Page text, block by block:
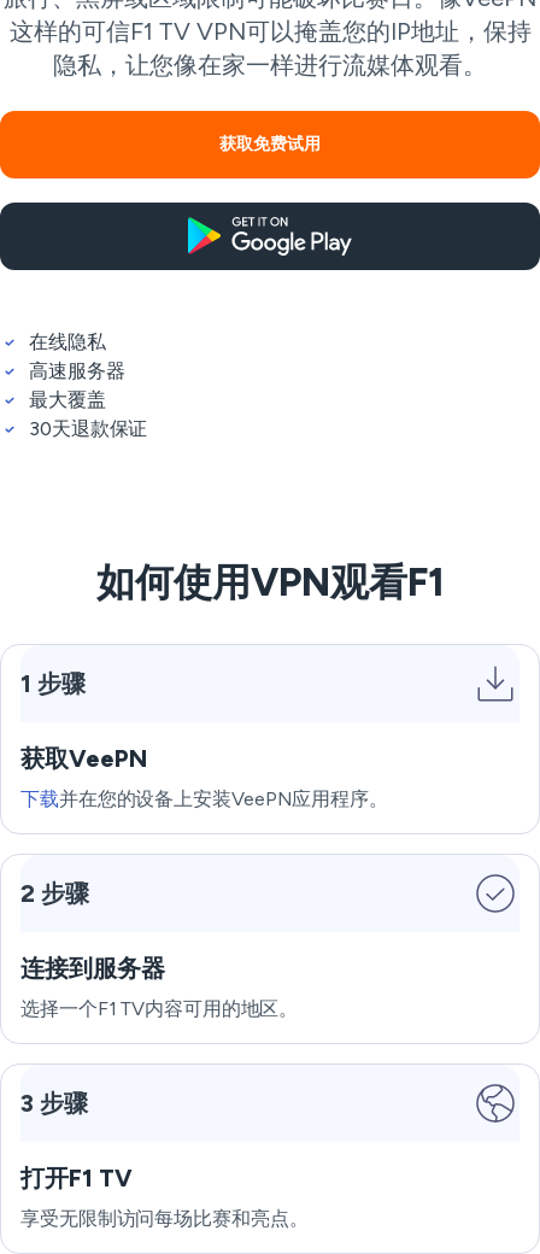
这样的可信F1 TV VPN可以掩盖您的IP地址，保持
隐私，让您像在家一样进行流媒体观看。
获取免费试用
在线隐私
高速服务器
最大覆盖
30天退款保证
如何使用VPN观看F1
1 步骤
获取VeePN
下载并在您的设备上安装VeePN应用程序。
2 步骤
连接到服务器
选择一个F1 TV内容可用的地区。
3 步骤
打开F1 TV
享受无限制访问每场比赛和亮点。